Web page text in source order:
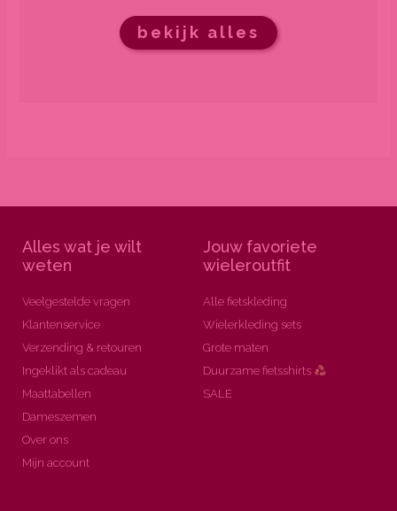
bekijk alles
Alles wat je wilt
weten
Veelgestelde vragen
Klantenservice
Verzending & retouren
Ingeklikt als cadeau
Maattabellen
Dameszemen
Over ons
Mijn account
Jouw favoriete
wieleroutfit
Alle fietskleding
Wielerkleding sets
Grote maten
Duurzame fietsshirts
SALE